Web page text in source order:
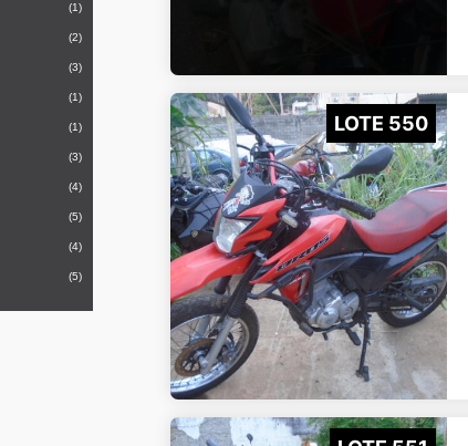
(1)
(2)
(3)
(1)
(1)
(3)
(4)
(5)
(4)
(5)
LOTE 550